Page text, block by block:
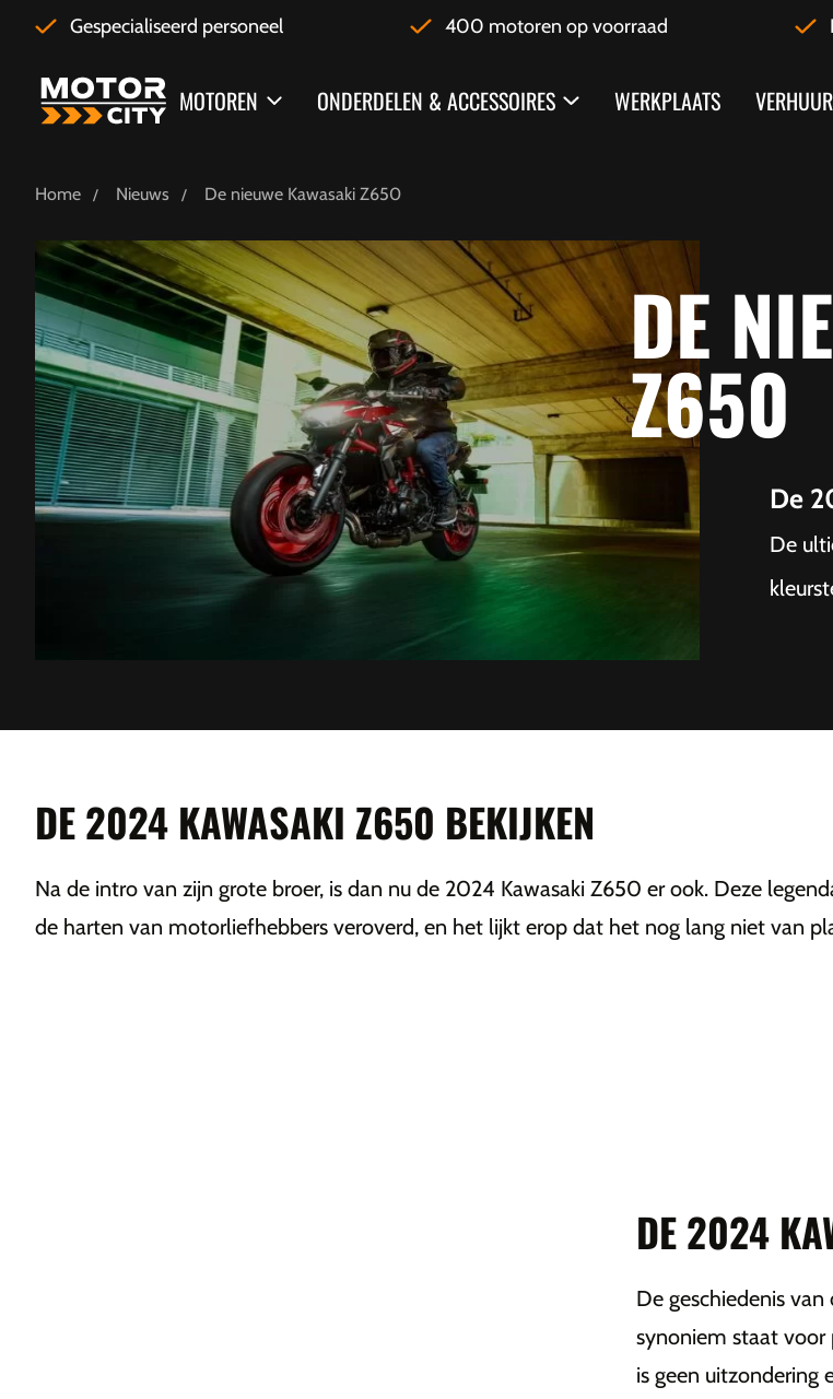
Gespecialiseerd personeel 400 motoren op voorraad
MOTOREN ONDERDELEN & ACCESSOIRES WERKPLAATS VERHUUR
Home Nieuws De nieuwe Kawasaki Z650
DE
Z650
De
De
DE 2024 KAWASAKI Z650 BEKIJKEN
Na de intro van zijn grote broer, is dan nu de 2024 Kawasaki Z650 er ook. Deze
de harten van motorliefhebbers veroverd, en het lijkt erop dat het nog lang niet van
DE 2024
De geschiedenis
synoniem staat
is geen uitzondering